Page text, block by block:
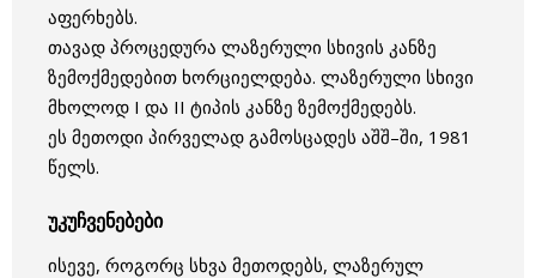
აფერხებს.
თავად პროცედურა ლაზერული სხივის კანზე
ზემოქმედებით ხორციელდება. ლაზერული სხივი
მხოლოდ I და II ტიპის კანზე ზემოქმედებს.
ეს მეთოდი პირველად გამოსცადეს აშშ–ში, 1981
წელს.
უკუჩვენებები
ისევე, როგორც სხვა მეთოდებს, ლაზერულ